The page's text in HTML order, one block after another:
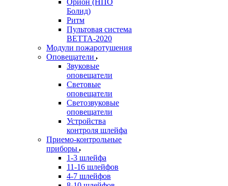
Орион (НПО
Болид)
Ритм
Пультовая система
ВЕТТА-2020
Модули пожаротушения
Оповещатели
Звуковые
оповещатели
Световые
оповещатели
Светозвуковые
оповещатели
Устройства
контроля шлейфа
Приемо-контрольные
приборы
1-3 шлейфа
11-16 шлейфов
4-7 шлейфов